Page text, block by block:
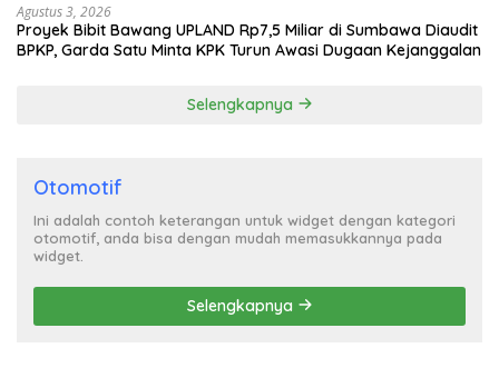
Agustus 3, 2026
Proyek Bibit Bawang UPLAND Rp7,5 Miliar di Sumbawa Diaudit
BPKP, Garda Satu Minta KPK Turun Awasi Dugaan Kejanggalan
Selengkapnya
Otomotif
Ini adalah contoh keterangan untuk widget dengan kategori
otomotif, anda bisa dengan mudah memasukkannya pada
widget.
Selengkapnya